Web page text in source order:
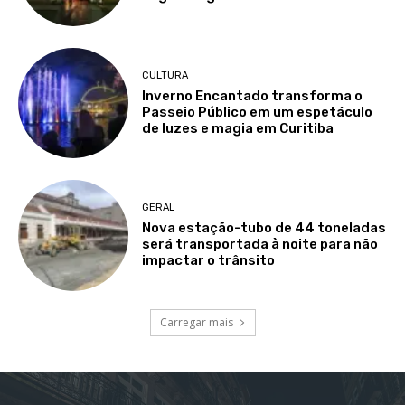
CULTURA
Inverno Encantado transforma o
Passeio Público em um espetáculo
de luzes e magia em Curitiba
GERAL
Nova estação-tubo de 44 toneladas
será transportada à noite para não
impactar o trânsito
Carregar mais